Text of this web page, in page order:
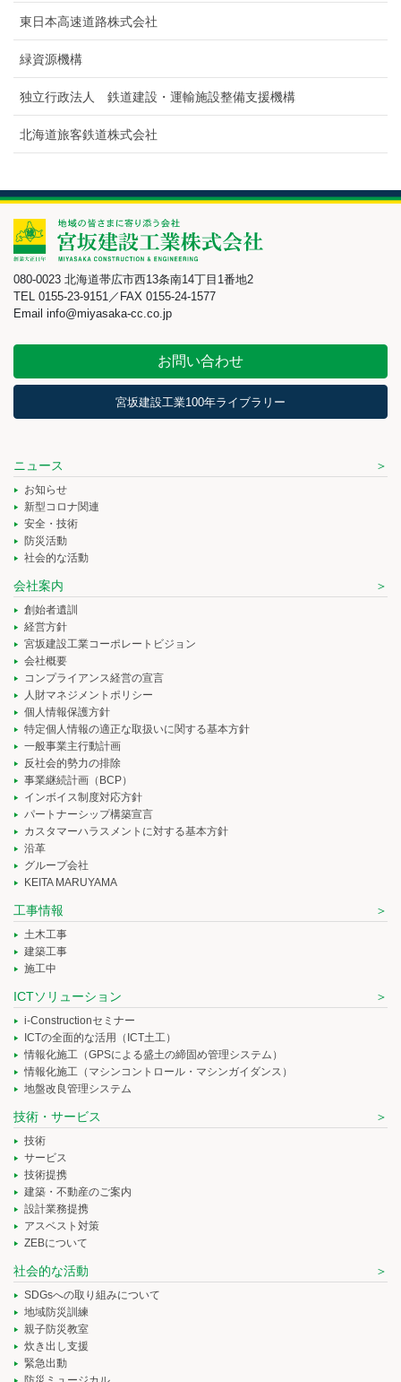
東日本高速道路株式会社
緑資源機構
独立行政法人 鉄道建設・運輸施設整備支援機構
北海道旅客鉄道株式会社
080-0023 北海道帯広市西13条南14丁目1番地2
TEL 0155-23-9151／FAX 0155-24-1577
Email info@miyasaka-cc.co.jp
お問い合わせ
宮坂建設工業100年ライブラリー
ニュース
お知らせ
新型コロナ関連
安全・技術
防災活動
社会的な活動
会社案内
創始者遺訓
経営方針
宮坂建設工業コーポレートビジョン
会社概要
コンプライアンス経営の宣言
人財マネジメントポリシー
個人情報保護方針
特定個人情報の適正な取扱いに関する基本方針
一般事業主行動計画
反社会的勢力の排除
事業継続計画（BCP）
インボイス制度対応方針
パートナーシップ構築宣言
カスタマーハラスメントに対する基本方針
沿革
グループ会社
KEITA MARUYAMA
工事情報
土木工事
建築工事
施工中
ICTソリューション
i-Constructionセミナー
ICTの全面的な活用（ICT土工）
情報化施工（GPSによる盛土の締固め管理システム）
情報化施工（マシンコントロール・マシンガイダンス）
地盤改良管理システム
技術・サービス
技術
サービス
技術提携
建築・不動産のご案内
設計業務提携
アスベスト対策
ZEBについて
社会的な活動
SDGsへの取り組みについて
地域防災訓練
親子防災教室
炊き出し支援
緊急出動